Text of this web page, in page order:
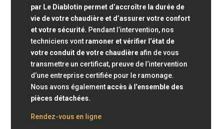
par Le Diablotin permet d’accroître la durée de
vie de votre chaudière et d’assurer votre confort
et votre sécurité. Pendant l’intervention, nos
techniciens vont ramoner et vérifier l’état de
votre conduit de votre chaudière afin de vous
transmettre un certificat, preuve de l’intervention
d’une entreprise certifiée pour le ramonage.
Nous avons égalementaccès à l’ensemble des
pièces détachées.
Rendez-vous en ligne